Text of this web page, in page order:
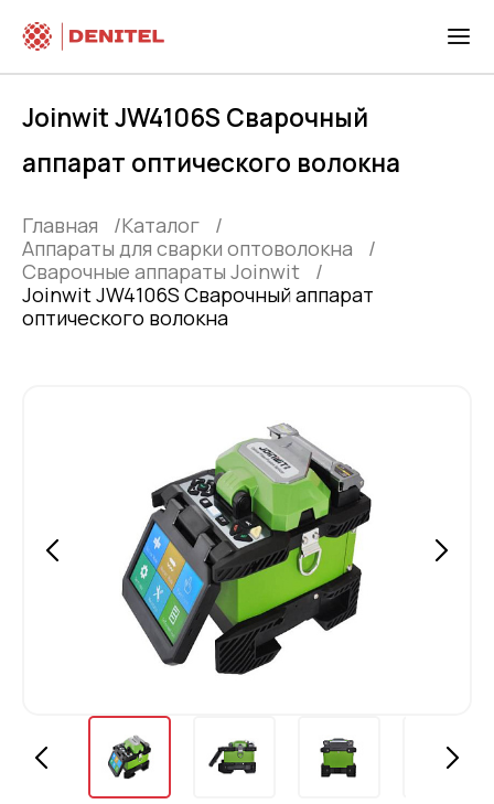
Joinwit JW4106S Сварочный
аппарат оптического волокна
Главная
Каталог
Аппараты для сварки оптоволокна
Сварочные аппараты Joinwit
Joinwit JW4106S Сварочный аппарат
оптического волокна